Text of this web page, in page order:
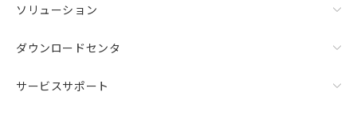
ソリューション
ダウンロードセンタ
サービスサポート